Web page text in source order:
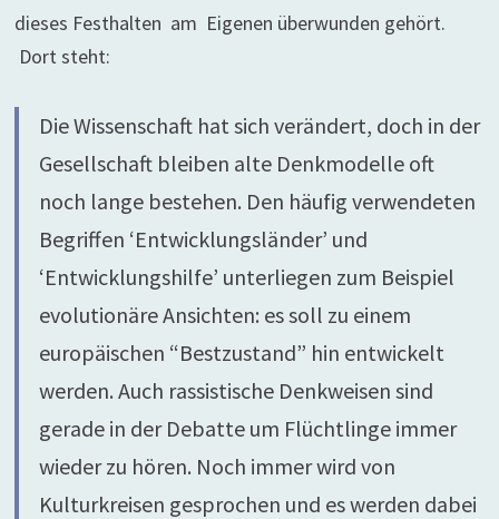
dieses Festhalten am Eigenen überwunden gehört.
Dort steht:
Die Wissenschaft hat sich verändert, doch in der
Gesellschaft bleiben alte Denkmodelle oft
noch lange bestehen. Den häufig verwendeten
Begriffen ‘Entwicklungsländer’ und
‘Entwicklungshilfe’ unterliegen zum Beispiel
evolutionäre Ansichten: es soll zu einem
europäischen “Bestzustand” hin entwickelt
werden. Auch rassistische Denkweisen sind
gerade in der Debatte um Flüchtlinge immer
wieder zu hören. Noch immer wird von
Kulturkreisen gesprochen und es werden dabei